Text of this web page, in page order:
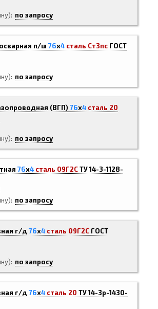
по запросу
п/ш 76х4 сталь Ст3пс ГОСТ
по запросу
(ВГП) 76х4 сталь 20
по запросу
76х4 сталь 09Г2СТУ 14-3-1128-
по запросу
г/д 76х4 сталь 09Г2С ГОСТ
по запросу
г/д 76х4 сталь 20 ТУ 14-3р-1430-